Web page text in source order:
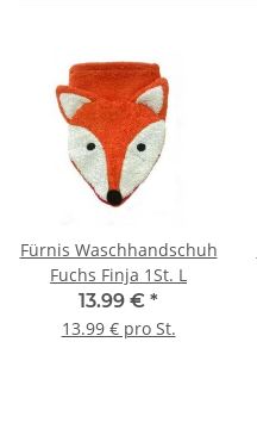
Fürnis Waschhandschuh
Fuchs Finja 1St. L
13.99 € *
13.99 € pro St.